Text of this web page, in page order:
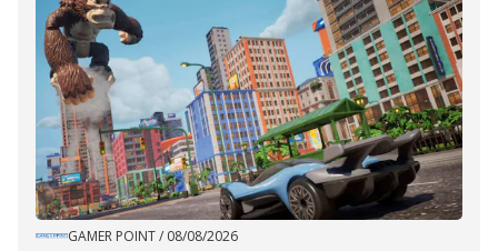
GAMER POINT/ 08/08/2026